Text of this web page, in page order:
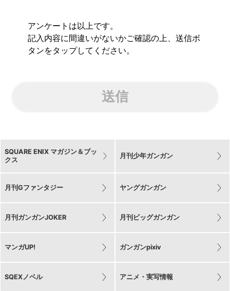
アンケートは以上です。
記入内容に間違いがないかご確認の上、送信ボ
タンをタップしてください。
送信
SQUARE ENIX マガジン＆ブッ
クス
月刊少年ガンガン
月刊Gファンタジー ヤングガンガン
月刊ガンガンJOKER 月刊ビッグガンガン
マンガUP! ガンガンpixiv
SQEXノベル アニメ・実写情報